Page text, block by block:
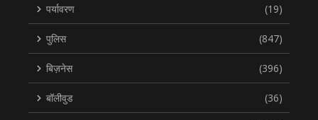
पर्यावरण (19)
पुलिस (847)
बिज़नेस (396)
बॉलीवुड (36)